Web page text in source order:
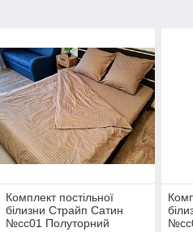
Комплект постільної
білизни Страйп Сатин
№сс01 Полуторний